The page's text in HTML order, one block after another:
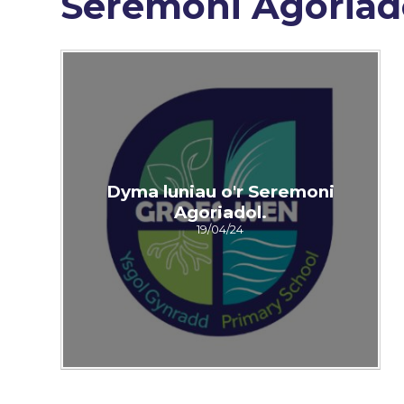
Dyma luniau o'r Seremoni
Agoriadol.
19/04/24